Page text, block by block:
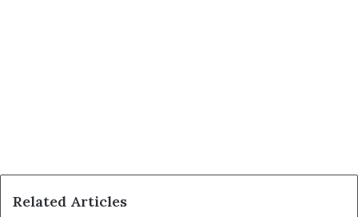
Related Articles